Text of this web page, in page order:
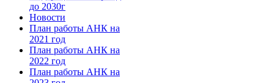
до 2030г
Новости
План работы АНК на
2021 год
План работы АНК на
2022 год
План работы АНК на